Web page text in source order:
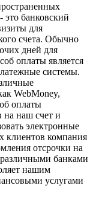
банковский
для
счета. Обычно
дней для
оплаты является
системы.
WebMoney,
оплаты
на наш счет и
электронные
клиентов компания
отсрочки на
банками
нашим
услугами